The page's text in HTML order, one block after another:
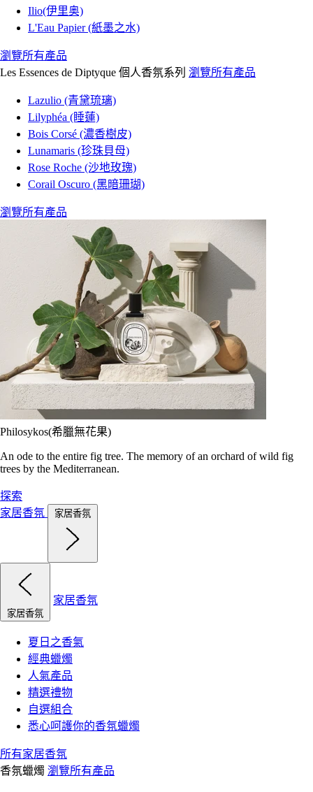
Ilio(伊里奥)
L'Eau Papier (紙墨之水)
瀏覽所有產品
Les Essences de Diptyque 個人香氛系列 瀏覽所有產品
Lazulio (青黛琉璃)
Lilyphéa (睡蓮)
Bois Corsé (濃香樹皮)
Lunamaris (珍珠貝母)
Rose Roche (沙地玫瑰)
Corail Oscuro (黑暗珊瑚)
瀏覽所有產品
Philosykos(希臘無花果)
An ode to the entire fig tree. The memory of an orchard of wild fig
trees by the Mediterranean.
探索
家居香氛
家居香氛
家居香氛
家居香氛
夏日之香氣
經典蠟燭
人氣產品
精選禮物
自選組合
悉心呵護你的香氛蠟燭
所有家居香氛
香氛蠟燭 瀏覽所有產品